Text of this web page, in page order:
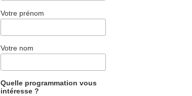
Votre prénom
Votre nom
Quelle programmation vous
intéresse ?